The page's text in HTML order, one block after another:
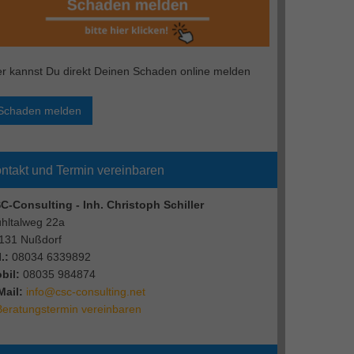
kannst Du direkt Deinen Schaden online melden
melden
und Termin vereinbaren
Consulting - Inh. Christoph Schiller
22a
Nußdorf
08034 6339892
08035 984874
info@csc-consulting.net
vereinbaren